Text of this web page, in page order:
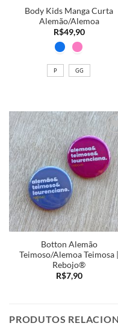
Body Kids Manga Curta
Alemão/Alemoa
R$49,90
P GG
a
lista
Botton Alemão
Teimoso/Alemoa Teimosa |
Rebojo®
R$7,90
PRODUTOS